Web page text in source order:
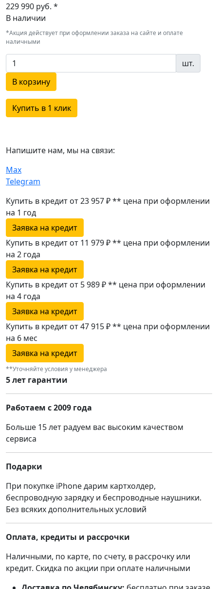
229 990 руб. *
В наличии
*Акция действует при оформлении заказа на сайте и оплате
наличными
шт.
В корзину
Купить в 1 клик
Напишите нам, мы на связи:
Max
Telegram
Купить в кредит от 23 957 ₽** цена при оформлении
на 1 год
Заявка на кредит
Купить в кредит от 11 979 ₽** цена при оформлении
на 2 года
Заявка на кредит
Купить в кредит от 5 989 ₽** цена при оформлении
на 4 года
Заявка на кредит
Купить в кредит от 47 915 ₽** цена при оформлении
на 6 мес
Заявка на кредит
**Уточняйте условия у менеджера
5 лет гарантии
Работаем с 2009 года
Больше 15 лет радуем вас высоким качеством
сервиса
Подарки
При покупке iPhone дарим картхолдер,
беспроводную зарядку и беспроводные наушники.
Без всяких дополнительных условий
Оплата, кредиты и рассрочки
Наличными, по карте, по счету, в рассрочку или
кредит. Скидка по акции при оплате наличными